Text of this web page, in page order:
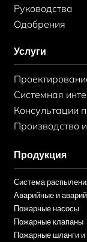
Руководства
Одобрения
Услуги
Системная
Консультации
Производство
Продукция
Система
Аварийные и
Пожарные насосы
Пожарные клапаны
Пожарные шланги и